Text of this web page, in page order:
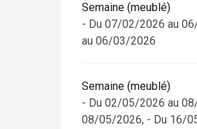
Semaine (meublé)
- Du 07/02/2026 au
au 06/03/2026
Semaine (meublé)
- Du 02/05/2026 au
08/05/2026, - Du 16/